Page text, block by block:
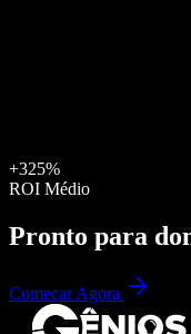
+325%
ROI Médio
Pronto para
Começar Agora